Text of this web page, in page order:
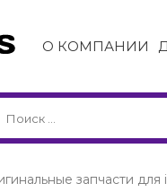
О КОМПАНИИ
запчасти